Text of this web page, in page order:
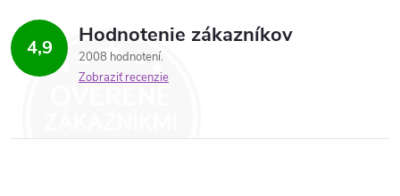
4,9 Hodnotenie zákazníkov
2008 hodnotení
Zobraziť recenzie